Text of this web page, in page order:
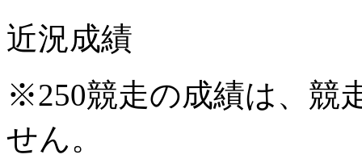
近況成績
※250競走の成績は、競
せん。